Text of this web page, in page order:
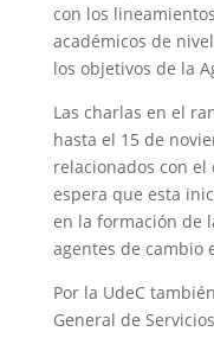
con los
académicos de
los objetivos de la
Las charlas en el
hasta el 15 de
relacionados con
espera que esta
en la formación de
agentes de cambio
Por la UdeC
General de